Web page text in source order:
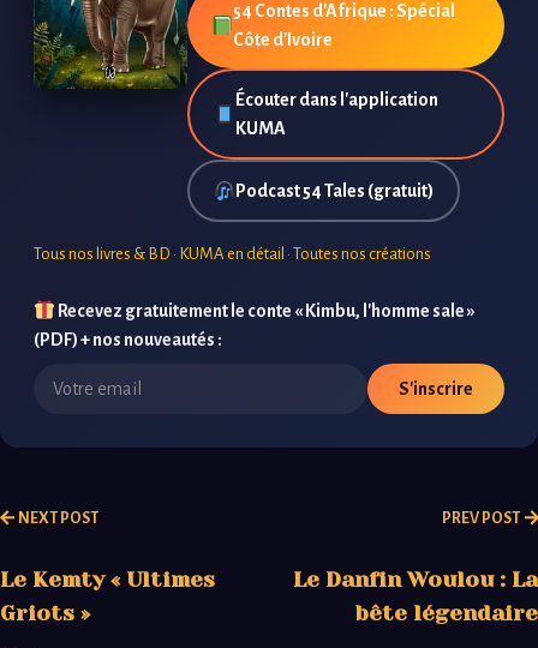
54 Contes d'Afrique : Spécial
Côte d'Ivoire
Écouter dans l'application
KUMA
Podcast 54 Tales (gratuit)
Tous nos livres & BD · KUMA en détail · Toutes nos créations
Recevez gratuitement le conte « Kimbu, l'homme sale »
(PDF) + nos nouveautés :
S'inscrire
NEXT POST
Le Kemty « Ultimes
Griots »
PREV POST
Le Danfin Woulou : La
bête légendaire